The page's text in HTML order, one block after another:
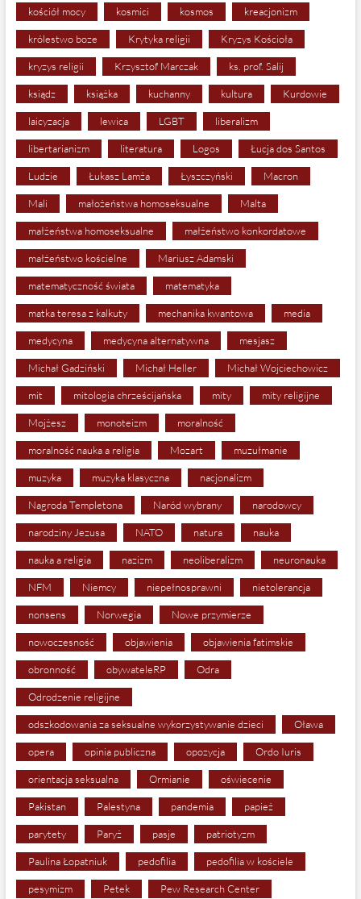
kościół mocy kosmici kosmos kreacjonizm
królestwo boze Krytyka religii Kryzys Kościoła
kryzys religii Krzysztof Marczak ks. prof. Salij
ksiądz książka kuchanny kultura Kurdowie
laicyzacja lewica LGBT liberalizm
libertarianizm literatura Logos Łucja dos Santos
Ludzie Łukasz Lamża Łyszczyński Macron
Mali małożeństwa homoseksualne Malta
małżeństwa homoseksualne małżeństwo konkordatowe
małżeństwo kościelne Mariusz Adamski
matematyczność świata matematyka
matka teresa z kalkuty mechanika kwantowa media
medycyna medycyna alternatywna mesjasz
Michał Gadziński Michał Heller Michał Wojciechowicz
mit mitologia chrześcijańska mity mity religijne
Mojżesz monoteizm moralność
moralność nauka a religia Mozart muzułmanie
muzyka muzyka klasyczna nacjonalizm
Nagroda Templetona Naród wybrany narodowcy
narodziny Jezusa NATO natura nauka
nauka a religia nazizm neoliberalizm neuronauka
NFM Niemcy niepełnosprawni nietolerancja
nonsens Norwegia Nowe przymierze
nowoczesność objawienia objawienia fatimskie
obronność obywateleRP Odra
Odrodzenie religijne
odszkodowania za seksualne wykorzystywanie dzieci Oława
opera opinia publiczna opozycja Ordo Iuris
orientacja seksualna Ormianie oświecenie
Pakistan Palestyna pandemia papież
parytety Paryż pasje patriotyzm
Paulina Łopatniuk pedofilia pedofilia w kościele
pesymizm Petek Pew Research Center